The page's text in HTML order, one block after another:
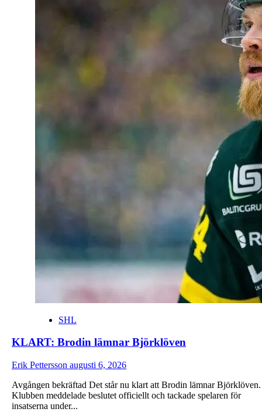
SHL
KLART: Brodin lämnar Björklöven
Erik Pettersson augusti 6, 2026
Avgången bekräftad Det står nu klart att Brodin lämnar Björklöven.
Klubben meddelade beslutet officiellt och tackade spelaren för
insatserna under...